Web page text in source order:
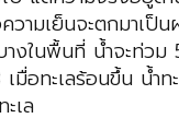
วามเย็นจะตกมาเป็
บางในพื้นที่ น้ำจะท่ว
เมื่อทะเลร้อนขึ้น น้ำ
เล